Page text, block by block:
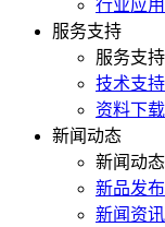
行业应
服务支持
服务支持
技术支持
资料下载
新闻动态
新闻动态
新品发布
新闻资讯